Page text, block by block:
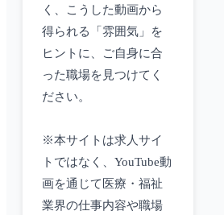
く、こうした動画から
得られる「雰囲気」を
ヒントに、ご自身に合
った職場を見つけてく
ださい。
※本サイトは求人サイ
トではなく、YouTube動
画を通じて医療・福祉
業界の仕事内容や職場